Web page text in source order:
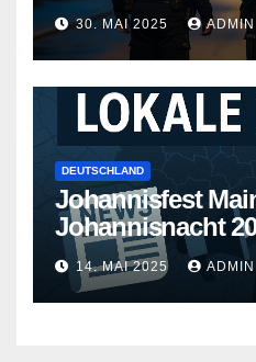
30. MAI 2025 ADMIN
DEUTSCHLAND
Johannisfest
Johannisnacht
Feuerwerk
14. MAI 2025 ADMIN